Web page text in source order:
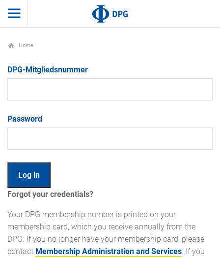
Home
DPG-Mitgliedsnummer
Password
Forgot your credentials?
Your DPG membership number is printed on your
membership card, which you receive annually from the
DPG. If you no longer have your membership card, please
contact Membership Administration and Services . If you